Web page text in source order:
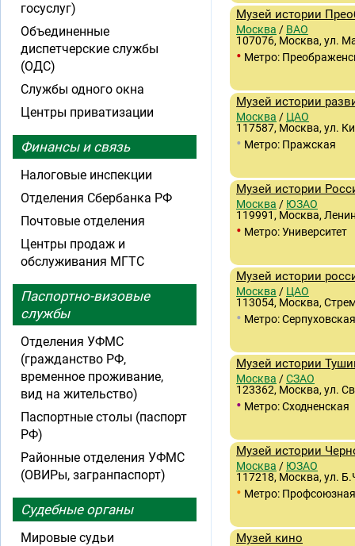
Музей истории
Москва / ВАО
107076, Москва, ул.
• Метро:
Музей истории
Москва / ЦАО
117587, Москва, ул.
• Метро: Пражская
Музей истории
Москва / ЮЗАО
119991, Москва,
• Метро: Университет
Музей истории
Москва / ЦАО
113054, Москва,
• Метро: Серпуховская
Музей истории
Москва /СЗАО
123362, Москва, ул.
• Метро: Сходненская
Музей истории
Москва / ЮЗАО
117218, Москва, ул.
• Метро: Профсоюзная
Музей кино
госуслуг)
Объединенные
диспетчерские службы
(ОДС)
Службы одного окна
Центры приватизации
Финансы и связь
Налоговые инспекции
Отделения Сбербанка РФ
Почтовые отделения
Центры продаж и
обслуживания МГТС
Паспортно-визовые
службы
Отделения УФМС
(гражданство РФ,
временное проживание,
вид на жительство)
Паспортные столы (паспорт
РФ)
Районные отделения УФМС
(ОВИРы, загранпаспорт)
Судебные органы
Мировые судьи